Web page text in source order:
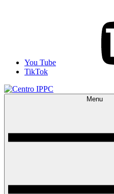
You Tube
TikTok
Menu